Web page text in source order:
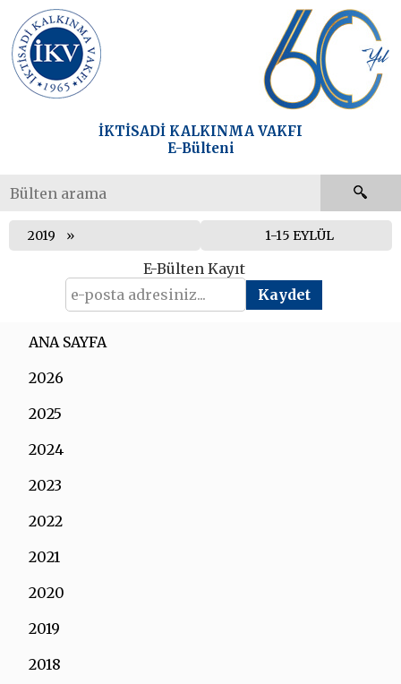
İKTİSADİ KALKINMA VAKFI
E-Bülteni
2019 1-15 EYLÜL
E-Bülten Kayıt
ANA SAYFA
2026
2025
2024
2023
2022
2021
2020
2019
2018